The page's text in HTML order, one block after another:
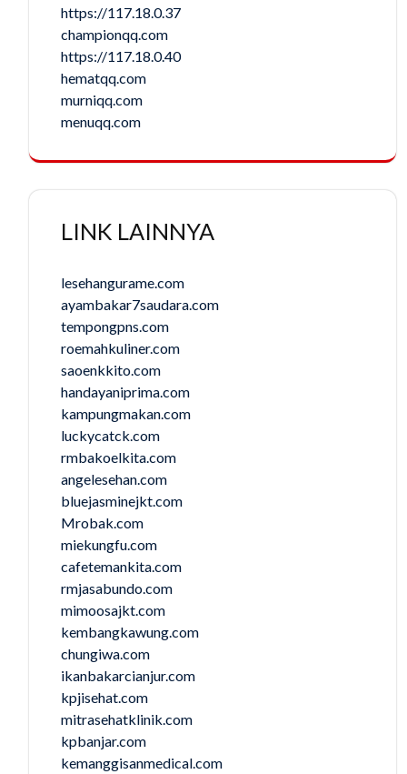
https://117.18.0.37
championqq.com
https://117.18.0.40
hematqq.com
murniqq.com
menuqq.com
LINK LAINNYA
lesehangurame.com
ayambakar7saudara.com
tempongpns.com
roemahkuliner.com
saoenkkito.com
handayaniprima.com
kampungmakan.com
luckycatck.com
rmbakoelkita.com
angelesehan.com
bluejasminejkt.com
Mrobak.com
miekungfu.com
cafetemankita.com
rmjasabundo.com
mimoosajkt.com
kembangkawung.com
chungiwa.com
ikanbakarcianjur.com
kpjisehat.com
mitrasehatklinik.com
kpbanjar.com
kemanggisanmedical.com